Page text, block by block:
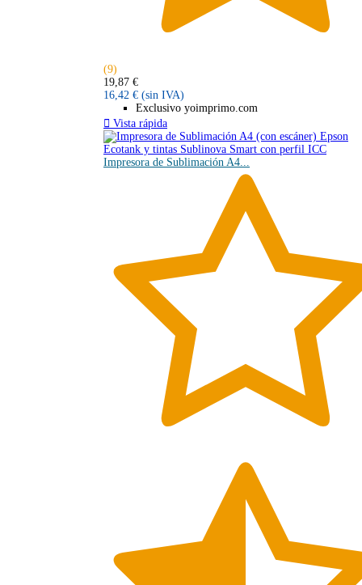
(9)
19,87 €
16,42 € (sin IVA)
Exclusivo yoimprimo.com
 Vista rápida
Impresora de Sublimación A4...